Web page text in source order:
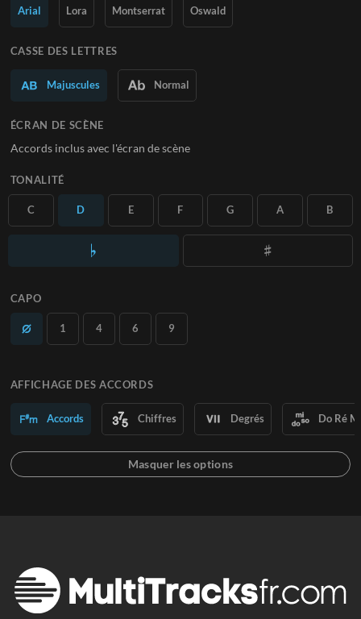
En savoir plus
Arial Lora Montserrat Oswald
CASSE DES LETTRES
Majuscules Normal
ÉCRAN DE SCÈNE
Accords inclus avec l'écran de scène
TONALITÉ
C D E F G A B
CAPO
1 4 6 9
AFFICHAGE DES ACCORDS
Accords Chiffres Degrés Do Ré